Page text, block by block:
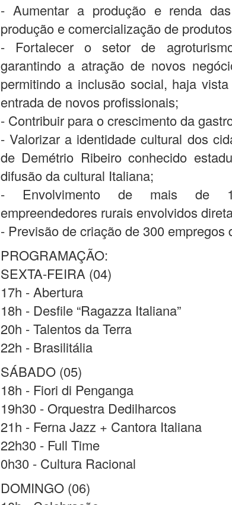
- Aumentar a produção e renda
produção e comercialização de
- Fortalecer o setor de
garantindo a atração de novos
permitindo a inclusão social, haja
entrada de novos profissionais;
- Contribuir para o crescimento da
- Valorizar a identidade cultural dos
de Demétrio Ribeiro conhecido
difusão da cultural Italiana;
- Envolvimento de mais de
empreendedores rurais envolvidos
- Previsão de criação de 300 empregos
PROGRAMAÇÃO:
SEXTA-FEIRA (04)
17h - Abertura
18h - Desfile “Ragazza Italiana”
20h - Talentos da Terra
22h - Brasilitália
SÁBADO (05)
18h - Fiori di Penganga
19h30 - Orquestra Dedilharcos
21h - Ferna Jazz + Cantora Italiana
22h30 - Full Time
0h30 - Cultura Racional
DOMINGO (06)